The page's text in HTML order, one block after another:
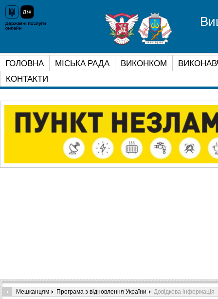
ГОЛОВНА МІСЬКА РАДА ВИКОНКОМ
КОНТАКТИ
Мешканцям Програма з відновлення України Довідкова інформація